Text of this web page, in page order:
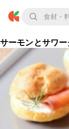
サーモンとサワ